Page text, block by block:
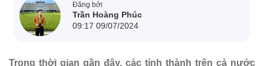
Đăng bởi
Trần Hoàng Phúc
09:17 09/07/2024
Trong thời gian gần đây, các tỉnh thành trên cả nước